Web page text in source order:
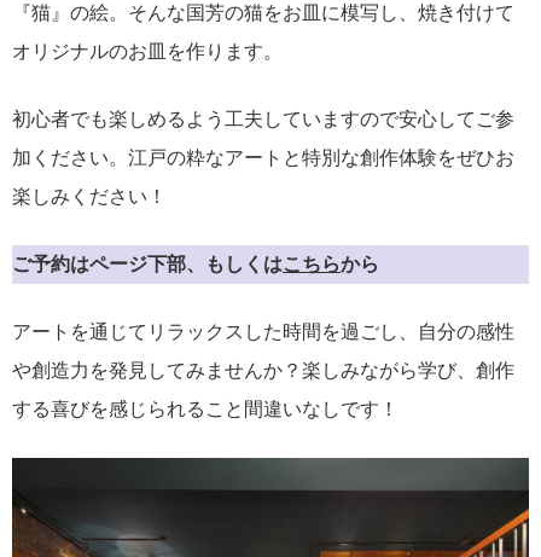
『猫』の絵。そんな国芳の猫をお皿に模写し、焼き付けて
オリジナルのお皿を作ります。
初心者でも楽しめるよう工夫していますので安心してご参
加ください。江戸の粋なアートと特別な創作体験をぜひお
楽しみください！
ご予約はページ下部、もしくはこちらから
アートを通じてリラックスした時間を過ごし、自分の感性
や創造力を発見してみませんか？楽しみながら学び、創作
する喜びを感じられること間違いなしです！